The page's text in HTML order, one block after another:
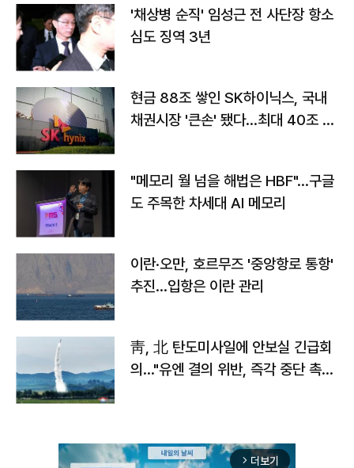
'채상병 순직' 임성근 전 사단장 항소
심도 징역 3년
현금 88조 쌓인 SK하이닉스, 국내
채권시장 '큰손' 됐다…최대 40조 투
"메모리 월 넘을 해법은 HBF"…구글
도 주목한 차세대 AI 메모리
이란·오만, 호르무즈 '중앙항로 통항'
추진…입항은 이란 관리
靑, 北 탄도미사일에 안보실 긴급회
의…"유엔 결의 위반, 즉각 중단 촉
arrow_forward_ios 더보기